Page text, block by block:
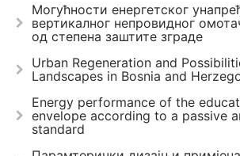
Могућности енергетског
вертикалног непровидног
од степена заштите зграде
Urban Regeneration and
Landscapes in Bosnia and
Energy performance of the
envelope according to a passive
standard